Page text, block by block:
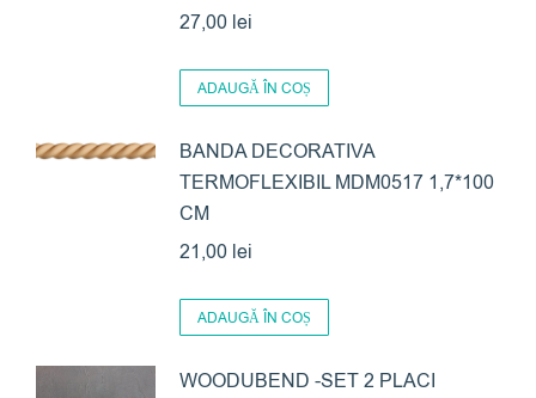
27,00 lei
ADAUGĂ ÎN COȘ
BANDA DECORATIVA
TERMOFLEXIBIL MDM0517 1,7*100
CM
21,00 lei
ADAUGĂ ÎN COȘ
WOODUBEND -SET 2 PLACI